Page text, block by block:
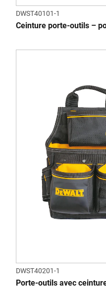
DWST40101-1
Ceinture porte-outils –
DWST40201-1
Porte-outils avec